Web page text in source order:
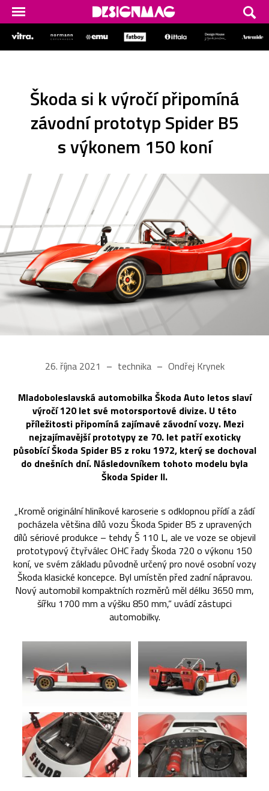
Škoda si k výročí připomíná
závodní prototyp Spider B5
s výkonem 150 koní
26. října 2021 technika Ondřej Krynek
Mladoboleslavská automobilka Škoda Auto letos slaví
výročí 120 let své motorsportové divize. U této
příležitosti připomíná zajímavé závodní vozy. Mezi
nejzajímavější prototypy ze 70. let patří exoticky
působící Škoda Spider B5 z roku 1972, který se dochoval
do dnešních dní. Následovníkem tohoto modelu byla
Škoda Spider II.
„Kromě originální hliníkové karoserie s odklopnou přídí a zádí
pocházela většina dílů vozu Škoda Spider B5 z upravených
dílů sériové produkce – tehdy Š 110 L, ale ve voze se objevil
prototypový čtyřválec OHC řady Škoda 720 o výkonu 150
koní, ve svém základu původně určený pro nové osobní vozy
Škoda klasické koncepce. Byl umístěn před zadní nápravou.
Nový automobil kompaktních rozměrů měl délku 3650 mm,
šířku 1700 mm a výšku 850 mm,“ uvádí zástupci
automobilky.